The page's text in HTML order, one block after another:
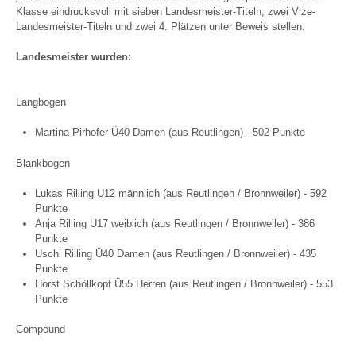
Klasse eindrucksvoll mit sieben Landesmeister-Titeln, zwei Vize-
Landesmeister-Titeln und zwei 4. Plätzen unter Beweis stellen.
Landesmeister wurden:
Langbogen
Martina Pirhofer Ü40 Damen (aus Reutlingen) - 502 Punkte
Blankbogen
Lukas Rilling U12 männlich (aus Reutlingen / Bronnweiler) - 592
Punkte
Anja Rilling U17 weiblich (aus Reutlingen / Bronnweiler) - 386
Punkte
Uschi Rilling Ü40 Damen (aus Reutlingen / Bronnweiler) - 435
Punkte
Horst Schöllkopf Ü55 Herren (aus Reutlingen / Bronnweiler) - 553
Punkte
Compound